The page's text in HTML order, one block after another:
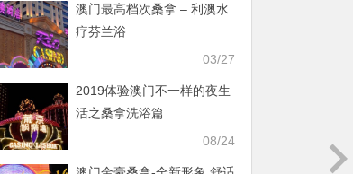
澳门最高档次桑拿 – 利澳水
疗芬兰浴
03/27
2019体验澳门不一样的夜生
活之桑拿洗浴篇
08/24